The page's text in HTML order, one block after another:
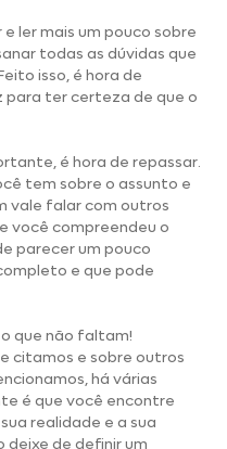
ler mais um pouco sobre
todas as dúvidas que
isso, é hora de
ter certeza de que o
é hora de repassar.
tem sobre o assunto e
vale falar com outros
você compreendeu o
parecer um pouco
e que pode
que não faltam!
citamos e sobre outros
há várias
é que você encontre
realidade e a sua
deixe de definir um